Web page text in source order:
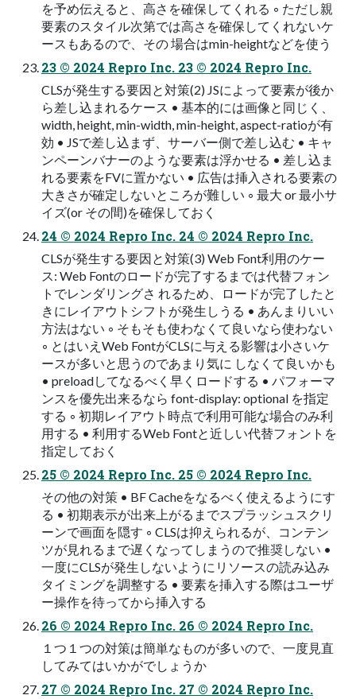
を予め伝えると、⾼さを確保してくれる ◦ ただし親
要素のスタイル次第では⾼さを確保してくれないケ
ースもあるので、その 場合はmin-heightなどを使う
23 © 2024 Repro Inc. 23 © 2024 Repro Inc.
CLSが発⽣する要因と対策(2) JSによって要素が後か
ら差し込まれるケース • 基本的には画像と同じく、
width, height, min-width, min-height, aspect-ratioが有
効 • JSで差し込まず、サーバー側で差し込む • キャ
ンペーンバナーのような要素は浮かせる • 差し込ま
れる要素をFVに置かない • 広告は挿⼊される要素の
⼤きさが確定しないところが難しい ◦ 最⼤ or 最⼩サ
イズ(or その間)を確保しておく
24 © 2024 Repro Inc. 24 © 2024 Repro Inc.
CLSが発⽣する要因と対策(3) Web Font利⽤のケー
ス: Web Fontのロードが完了するまでは代替フォン
トでレンダリングさ れるため、ロードが完了したと
きにレイアウトシフトが発⽣しうる • あんまりいい
⽅法はない ◦ そもそも使わなくて良いなら使わない
◦ とはいえWeb FontがCLSに与える影響は⼩さいケ
ースが多いと思うのであまり気に しなくて良いかも
• preloadしてなるべく早くロードする • パフォーマ
ンスを優先出来るなら font-display: optional を指定
する ◦ 初期レイアウト時点で利⽤可能な場合のみ利
⽤する • 利⽤するWeb Fontと近しい代替フォントを
指定しておく
25 © 2024 Repro Inc. 25 © 2024 Repro Inc.
その他の対策 • BF Cacheをなるべく使えるようにす
る • 初期表⽰が出来上がるまでスプラッシュスクリ
ーンで画⾯を隠す ◦ CLSは抑えられるが、コンテン
ツが⾒れるまで遅くなってしまうので推奨しない •
⼀度にCLSが発⽣しないようにリソースの読み込み
タイミングを調整する • 要素を挿⼊する際はユーザ
ー操作を待ってから挿⼊する
26 © 2024 Repro Inc. 26 © 2024 Repro Inc.
１つ１つの対策は簡単なものが多いので、⼀度⾒直
してみてはいかがでしょうか
27 © 2024 Repro Inc. 27 © 2024 Repro Inc.